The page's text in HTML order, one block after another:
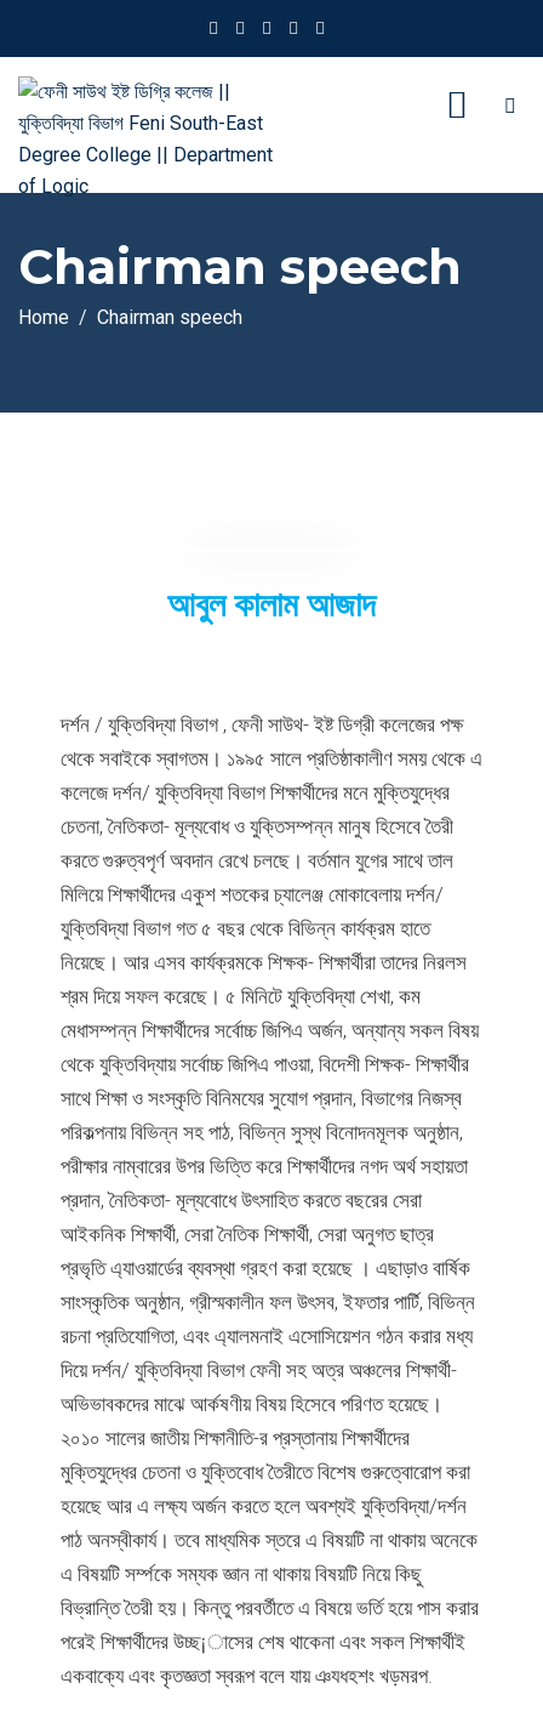
Chairman speech
Home Chairman speech
আবুল কালাম আজাদ
দর্শন / যুক্তিবিদ্যা বিভাগ , ফেনী সাউথ- ইষ্ট ডিগ্রী কলেজের পক্ষ
থেকে সবাইকে স্বাগতম। ১৯৯৫ সালে প্রতিষ্ঠাকালীণ সময় থেকে এ
কলেজে দর্শন/ যুক্তিবিদ্যা বিভাগ শিক্ষার্থীদের মনে মুক্তিযুদ্ধের
চেতনা, নৈতিকতা- মূল্যবোধ ও যুক্তিসম্পন্ন মানুষ হিসেবে তৈরী
করতে গুরুত্বপৃর্ণ অবদান রেখে চলছে। বর্তমান যুগের সাথে তাল
মিলিয়ে শিক্ষার্থীদের একুশ শতকের চ্যালেঞ্জ মোকাবেলায় দর্শন/
যুক্তিবিদ্যা বিভাগ গত ৫ বছর থেকে বিভিন্ন কার্যক্রম হাতে
নিয়েছে। আর এসব কার্যক্রমকে শিক্ষক- শিক্ষার্থীরা তাদের নিরলস
শ্রম দিয়ে সফল করেছে। ৫ মিনিটে যুক্তিবিদ্যা শেখা, কম
মেধাসম্পন্ন শিক্ষার্থীদের সর্বোচ্চ জিপিএ অর্জন, অন্যান্য সকল বিষয়
থেকে যুক্তিবিদ্যায় সর্বোচ্চ জিপিএ পাওয়া, বিদেশী শিক্ষক- শিক্ষার্থীর
সাথে শিক্ষা ও সংস্কৃতি বিনিমযের সুযোগ প্রদান, বিভাগের নিজস্ব
পরিকল্পনায় বিভিন্ন সহ পাঠ, বিভিন্ন সুস্থ বিনোদনমূলক অনুষ্ঠান,
পরীক্ষার নাম্বারের উপর ভিত্তি করে শিক্ষার্থীদের নগদ অর্থ সহায়তা
প্রদান, নৈতিকতা- মূল্যবোধে উৎসাহিত করতে বছরের সেরা
আইকনিক শিক্ষার্থী, সেরা নৈতিক শিক্ষার্থী, সেরা অনুগত ছাত্র
প্রভৃতি এ্যাওয়ার্ডের ব্যবস্থা গ্রহণ করা হয়েছে । এছাড়াও বার্ষিক
সাংস্কৃতিক অনুষ্ঠান, গ্রীস্মকালীন ফল উৎসব, ইফতার পার্টি, বিভিন্ন
রচনা প্রতিযোগিতা, এবং এ্যালমনাই এসোসিয়েশন গঠন করার মধ্য
দিয়ে দর্শন/ যুক্তিবিদ্যা বিভাগ ফেনী সহ অত্র অঞ্চলের শিক্ষার্থী-
অভিভাবকদের মাঝে আর্কষণীয় বিষয় হিসেবে পরিণত হয়েছে।
২০১০ সালের জাতীয় শিক্ষানীতি-র প্রস্তানায় শিক্ষার্থীদের
মুক্তিযুদ্ধের চেতনা ও যুক্তিবোধ তৈরীতে বিশেষ গুরুত্বোরোপ করা
হয়েছে আর এ লক্ষ্য অর্জন করতে হলে অবশ্যই যুক্তিবিদ্যা/দর্শন
পাঠ অনস্বীকার্য। তবে মাধ্যমিক স্তরে এ বিষয়টি না থাকায় অনেকে
এ বিষয়টি সর্ম্পকে সম্যক জ্ঞান না থাকায় বিষয়টি নিয়ে কিছু
বিভ্রান্তি তৈরী হয়। কিন্তু পরবর্তীতে এ বিষয়ে ভর্তি হয়ে পাস করার
পরেই শিক্ষার্থীদের উচ্ছ¡াসের শেষ থাকেনা এবং সকল শিক্ষার্থীই
একবাক্যে এবং কৃতজ্ঞতা স্বরূপ বলে যায় ঞযধহশং খড়মরপ.